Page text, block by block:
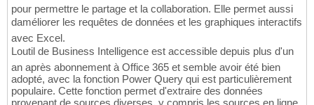
pour permettre le partage et la collaboration. Elle permet aussi
daméliorer les requêtes de données et les graphiques interactifs
avec Excel.
Loutil de Business Intelligence est accessible depuis plus d'un
an après abonnement à Office 365 et semble avoir été bien
adopté, avec la fonction Power Query qui est particulièrement
populaire. Cette fonction permet d'extraire des données